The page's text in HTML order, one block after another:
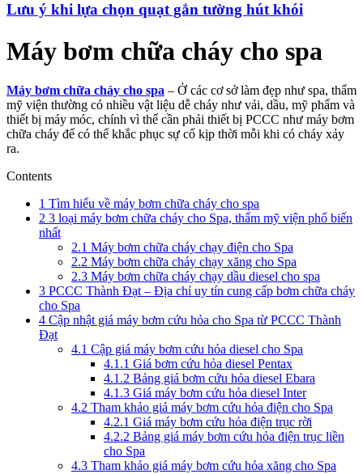
Lưu ý khi lựa chọn quạt gắn tường hút khói
Máy bơm chữa cháy cho spa
Máy bơm chữa cháy cho spa – Ở các cơ sở làm đẹp như spa, thẩm
mỹ viện thường có nhiều vật liệu dễ cháy như vải, dầu, mỹ phẩm và
thiết bị máy móc, chính vì thế cần phải thiết bị PCCC như máy bơm
chữa cháy để có thể khắc phục sự cố kịp thời mỗi khi có cháy xảy
ra.
Contents
1 Tìm hiểu về máy bơm chữa cháy cho spa
2 3 loại máy bơm chữa cháy cho Spa, thẩm mỹ viện phổ biến
nhất
2.1 Máy bơm chữa cháy chạy điện cho Spa
2.2 Máy bơm chữa cháy chạy xăng cho Spa
2.3 Máy bơm chữa cháy chạy dầu diesel cho spa
3 PCCC Thành Đạt – Địa chỉ uy tín cung cấp bơm chữa cháy
cho Spa
4 Cập nhật giá máy bơm cứu hỏa cho Spa từ PCCC Thành
Đạt
4.1 Cập giá máy bơm cứu hỏa diesel cho Spa
4.1.1 Giá bơm cứu hỏa diesel Pentax
4.1.2 Bảng giá bơm cứu hỏa diesel Ebara
4.1.3 Giá máy bơm cứu hỏa diesel Inter
4.2 Tham khảo giá máy bơm cứu hỏa điện cho Spa
4.2.1 Giá máy bơm cứu hỏa điện trục rời
4.2.2 Bảng giá máy bơm cứu hỏa điện trục liền
cho Spa
4.3 Tham khảo giá máy bơm cứu hỏa xăng cho Spa